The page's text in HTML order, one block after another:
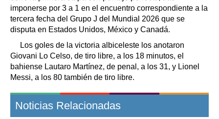
imponerse por 3 a 1 en el encuentro correspondiente a la
tercera fecha del Grupo J del Mundial 2026 que se
disputa en Estados Unidos, México y Canadá.
Los goles de la victoria albiceleste los anotaron
Giovani Lo Celso, de tiro libre, a los 18 minutos, el
bahiense Lautaro Martínez, de penal, a los 31, y Lionel
Messi, a los 80 también de tiro libre.
Noticias Relacionadas